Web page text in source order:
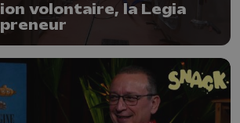
volontaire, la Legia